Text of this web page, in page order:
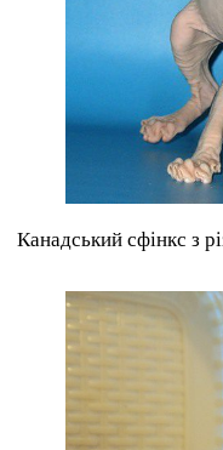
Канадський сфінкс з